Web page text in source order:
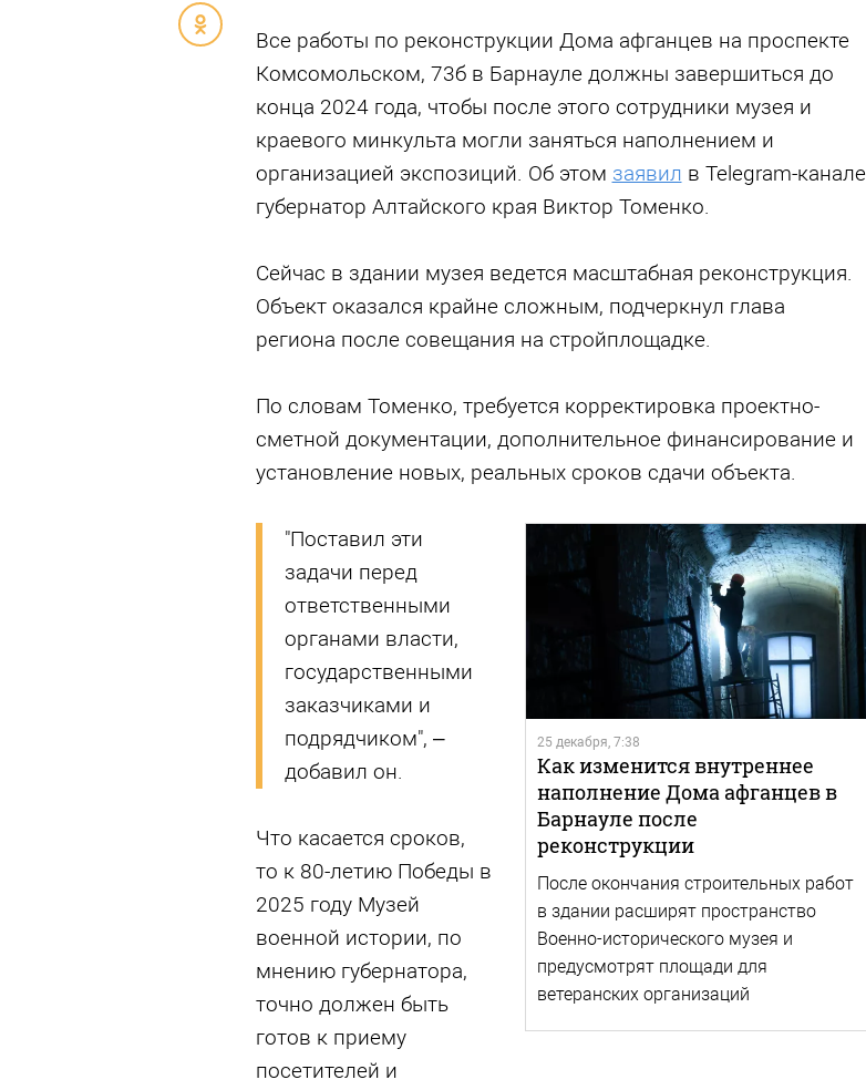
Все работы по реконструкции Дома афганцев на проспекте
Комсомольском, 73б в Барнауле должны завершиться до
конца 2024 года, чтобы после этого сотрудники музея и
краевого минкульта могли заняться наполнением и
организацией экспозиций. Об этом заявил в Telegram-канале
губернатор Алтайского края Виктор Томенко.
Сейчас в здании музея ведется масштабная реконструкция.
Объект оказался крайне сложным, подчеркнул глава
региона после совещания на стройплощадке.
По словам Томенко, требуется корректировка проектно-
сметной документации, дополнительное финансирование и
установление новых, реальных сроков сдачи объекта.
25 декабря, 7:38
Как изменится внутреннее
наполнение Дома афганцев в
Барнауле после
реконструкции
После окончания строительных работ
в здании расширят пространство
Военно-исторического музея и
предусмотрят площади для
ветеранских организаций
"Поставил эти
задачи перед
ответственными
органами власти,
государственными
заказчиками и
подрядчиком", –
добавил он.
Что касается сроков,
то к 80-летию Победы в
2025 году Музей
военной истории, по
мнению губернатора,
точно должен быть
готов к приему
посетителей и